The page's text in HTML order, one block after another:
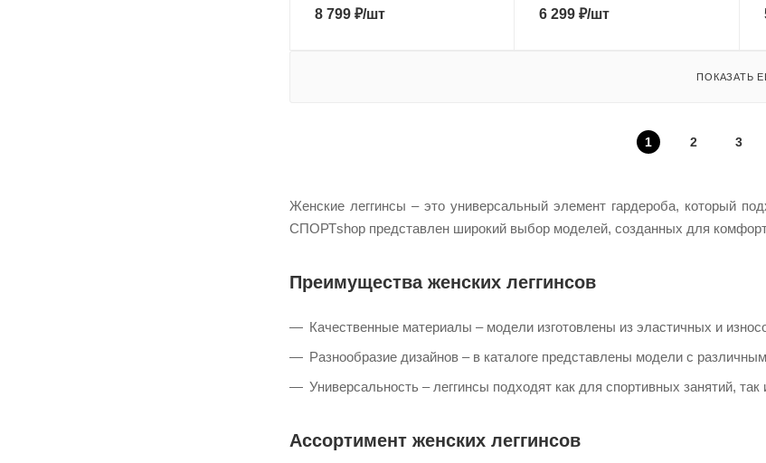
8 799 ₽/шт 6 299 ₽/шт
ПОКАЗАТЬ
1 2 3
Женские леггинсы – это универсальный элемент гардероба, который
СПОРТshop представлен широкий выбор моделей, созданных для
Преимущества женских леггинсов
Качественные материалы – модели изготовлены из эластичных и
Разнообразие дизайнов – в каталоге представлены модели с
Универсальность – леггинсы подходят как для спортивных занятий,
Ассортимент женских леггинсов